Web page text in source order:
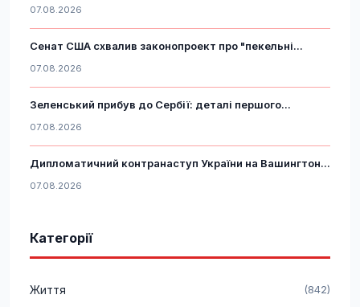
07.08.2026
Сенат США схвалив законопроект про "пекельні...
07.08.2026
Зеленський прибув до Сербії: деталі першого...
07.08.2026
Дипломатичний контранаступ України на Вашингтон...
07.08.2026
Категорії
Життя (842)